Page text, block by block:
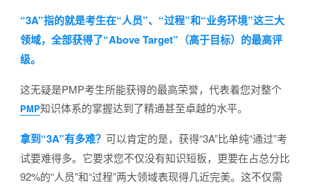
“3A”指的就是考生在“人员”、“过程”和“业务环境”这三大
领域，全部获得了“Above Target”（高于目标）的最高评
级。
这无疑是PMP考生所能获得的最高荣誉，代表着您对整个
PMP知识体系的掌握达到了精通甚至卓越的水平。
拿到“3A”有多难？ 可以肯定的是，获得“3A”比单纯“通过”考
试要难得多。它要求您不仅没有知识短板，更要在占总分比
92%的“人员”和“过程”两大领域表现得几近完美。这不仅需